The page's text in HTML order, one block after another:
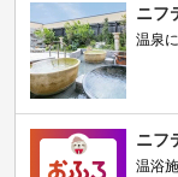
ニフ
温泉
ニフ
温浴